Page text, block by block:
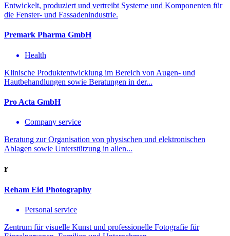
Entwickelt, produziert und vertreibt Systeme und Komponenten für
die Fenster- und Fassadenindustrie.
Premark Pharma GmbH
Health
Klinische Produktentwicklung im Bereich von Augen- und
Hautbehandlungen sowie Beratungen in der...
Pro Acta GmbH
Company service
Beratung zur Organisation von physischen und elektronischen
Ablagen sowie Unterstützung in allen...
r
Reham Eid Photography
Personal service
Zentrum für visuelle Kunst und professionelle Fotografie für